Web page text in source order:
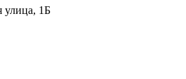
улица, 1Б